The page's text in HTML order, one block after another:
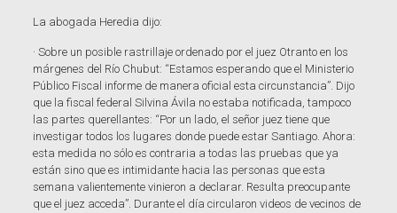
La abogada Heredia dijo:
· Sobre un posible rastrillaje ordenado por el juez Otranto en los
márgenes del Río Chubut: “Estamos esperando que el Ministerio
Público Fiscal informe de manera oficial esta circunstancia”. Dijo
que la fiscal federal Silvina Ávila no estaba notificada, tampoco
las partes querellantes: “Por un lado, el señor juez tiene que
investigar todos los lugares donde puede estar Santiago. Ahora:
esta medida no sólo es contraria a todas las pruebas que ya
están sino que es intimidante hacia las personas que esta
semana valientemente vinieron a declarar. Resulta preocupante
que el juez acceda”. Durante el día circularon videos de vecinos de